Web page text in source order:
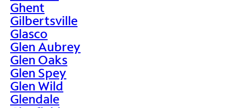
Ghent
Gilbertsville
Glasco
Glen Aubrey
Glen Oaks
Glen Spey
Glen Wild
Glendale